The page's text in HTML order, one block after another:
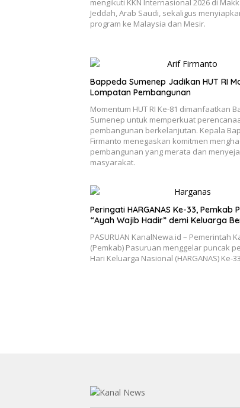
mengikuti KKN Internasional 2026 di
Jeddah, Arab Saudi, sekaligus
program ke Malaysia dan Mesir.
Bappeda Sumenep Jadikan HUT RI
Lompatan Pembangunan
Momentum HUT RI Ke-81 dimanfaatkan
Sumenep untuk memperkuat
pembangunan berkelanjutan. Kepala
Firmanto menegaskan komitmen
pembangunan yang merata dan
masyarakat.
Peringati HARGANAS Ke-33, Pemkab
“Ayah Wajib Hadir” demi Keluarga
PASURUAN KanalNewa.id – Pemerintah
(Pemkab) Pasuruan menggelar puncak
Hari Keluarga Nasional (HARGANAS) Ke-